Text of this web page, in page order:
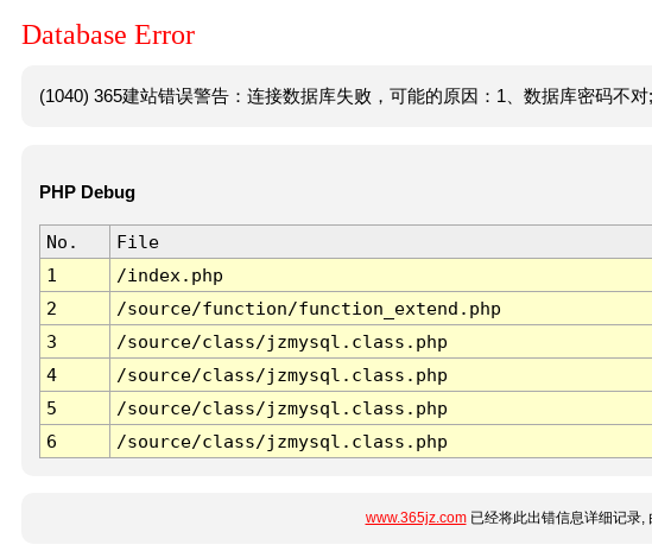
Database Error
(1040) 365建站错误警告：连接数据库失败，可能的原因：1、数据库密码不对
PHP Debug
No. File
1
/index.php
2
/source/function/function_extend.php
3
/source/class/jzmysql.class.php
4
/source/class/jzmysql.class.php
5
/source/class/jzmysql.class.php
6
/source/class/jzmysql.class.php
www.365jz.com已经将此出错信息详细记录,